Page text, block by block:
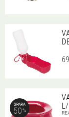
SPARA
50%